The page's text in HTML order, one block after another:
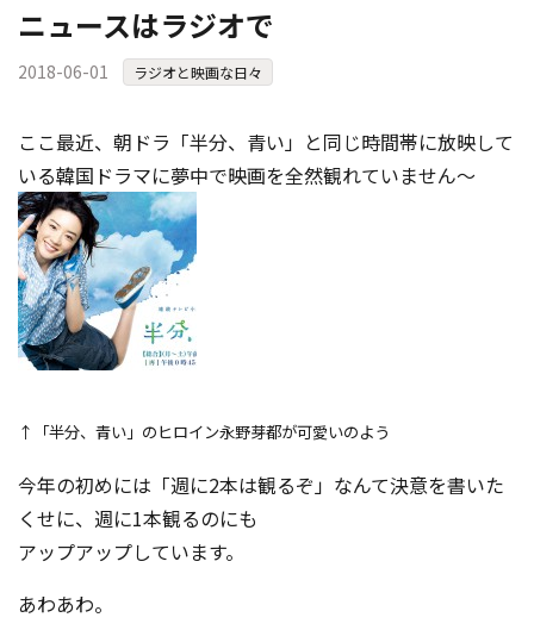
コンテストを主催される方へ
公募運営SaaS 「Kouboプランナー」
事例紹介
事務局アウトソーシング
マーケットデータ
コンテスト情報及びプレゼン
ト情報を「Koubo」に無料で
紹介させていただきます
掲載内容のご確認はこちら
ニュースはラジオで
2018-06-01 ラジオと映画な日々
ここ最近、朝ドラ「半分、青い」と同じ時間帯に放映して
いる韓国ドラマに夢中で映画を全然観れていません～
↑「半分、青い」のヒロイン永野芽都が可愛いのよう
今年の初めには「週に2本は観るぞ」なんて決意を書いた
くせに、週に1本観るのにも
アップアップしています。
あわあわ。